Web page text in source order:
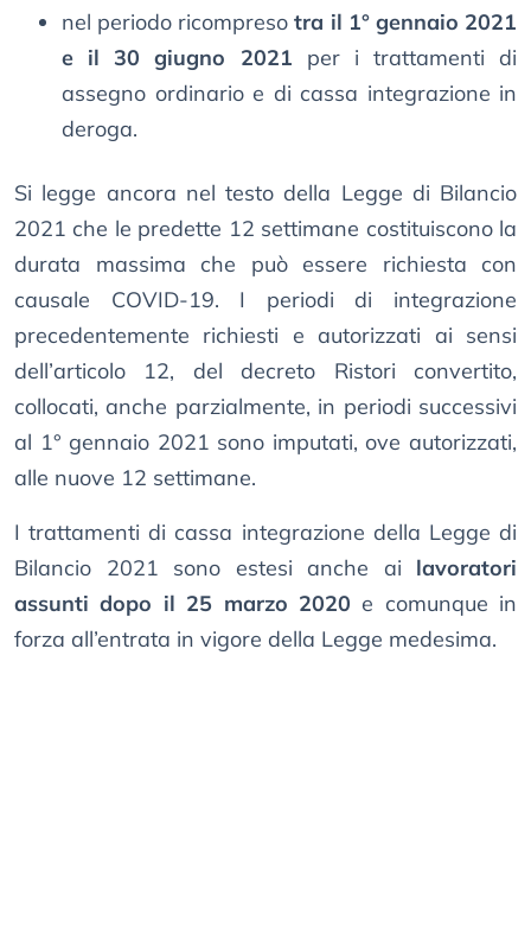
nel periodo ricompresotra il 1° gennaio 2021
e il 30 giugno 2021 per i trattamenti di
assegno ordinario e di cassa integrazione in
deroga.
Si legge ancora nel testo della Legge di Bilancio
2021 che le predette 12 settimane costituiscono la
durata massima che può essere richiesta con
causale COVID-19. I periodi di integrazione
precedentemente richiesti e autorizzati ai sensi
dell’articolo 12, del decreto Ristori convertito,
collocati, anche parzialmente, in periodi successivi
al 1° gennaio 2021 sono imputati, ove autorizzati,
alle nuove 12 settimane.
I trattamenti di cassa integrazione della Legge di
Bilancio 2021 sono estesi anche ai lavoratori
assunti dopo il 25 marzo 2020 e comunque in
forza all’entrata in vigore della Legge medesima.